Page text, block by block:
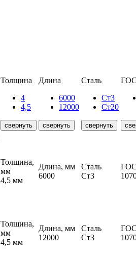
Толщина
4
4,5
свернуть
Длина
6000
12000
свернуть
Сталь
Ст3
Ст20
свернуть
Толщина,
мм
4,5 мм
Длина, мм
6000
Сталь
Ст3
Толщина,
мм
4,5 мм
Длина, мм
12000
Сталь
Ст3